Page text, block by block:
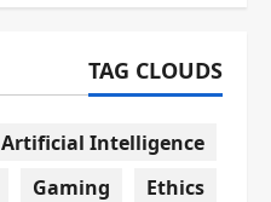
TAG CLOUDS
Artificial Intelligence
Ethics
Gaming